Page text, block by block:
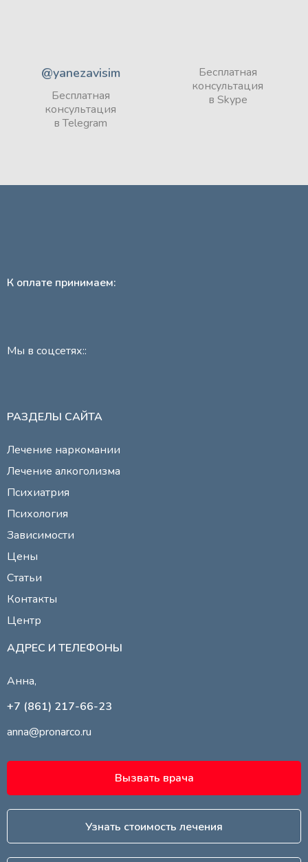
@yanezavisim
Бесплатная
консультация
в Telegram
Бесплатная
консультация
в Skype
К оплате принимаем:
Мы в соцсетях::
РАЗДЕЛЫ САЙТА
Лечение наркомании
Лечение алкоголизма
Психиатрия
Психология
Зависимости
Цены
Статьи
Контакты
Центр
АДРЕС И ТЕЛЕФОНЫ
Анна,
+7 (861) 217-66-23
anna@pronarco.ru
Вызвать врача
Узнать стоимость лечения